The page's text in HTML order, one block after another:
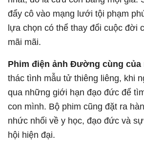
đẩy cô vào mạng lưới tội phạm
lựa chọn có thể thay đổi cuộc đời
mãi mãi.
Phim điện ảnh Đường cùng
thác tình mẫu tử thiêng liêng, khi
qua những giới hạn đạo đức để
con mình. Bộ phim cũng đặt ra
nhức nhối về y học, đạo đức và
hội hiện đại.